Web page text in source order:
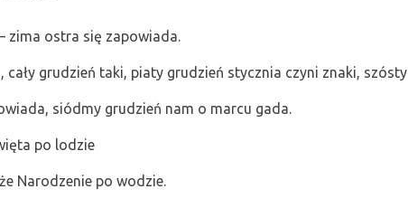
zima ostra się zapowiada.
cały grudzień taki, piaty grudzień stycznia czyni znaki, szósty
siódmy grudzień nam o marcu gada.
po lodzie
Narodzenie po wodzie.